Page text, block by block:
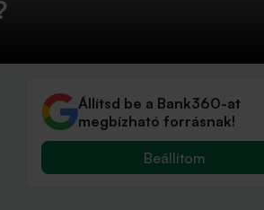
Állítsd be a Bank360-at
megbízható forrásnak!
Beállítom